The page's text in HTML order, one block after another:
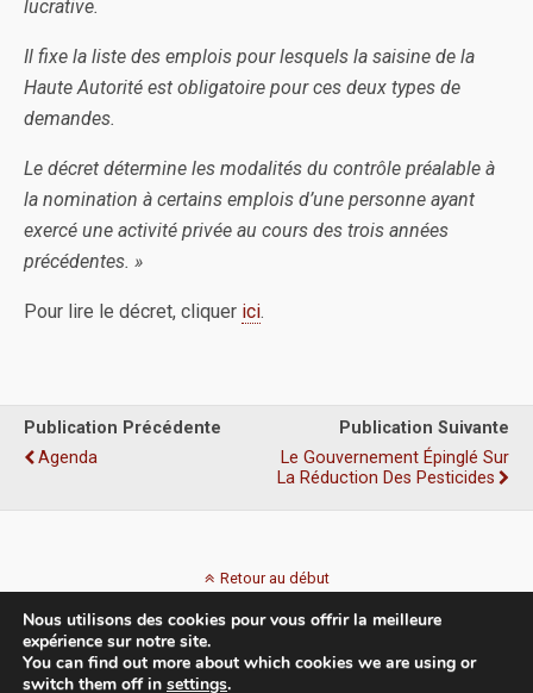
lucrative.
Il fixe la liste des emplois pour lesquels la saisine de la
Haute Autorité est obligatoire pour ces deux types de
demandes.
Le décret détermine les modalités du contrôle préalable à
la nomination à certains emplois d’une personne ayant
exercé une activité privée au cours des trois années
précédentes. »
Pour lire le décret, cliquer ici.
Publication Précédente
Agenda
Publication Suivante
Le Gouvernement Épinglé Sur
La Réduction Des Pesticides
Retour au début
Mobile
Nous utilisons des cookies pour vous offrir la meilleure
expérience sur notre site.
You can find out more about which cookies we are using or
switch them off in settings.